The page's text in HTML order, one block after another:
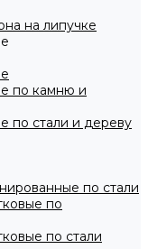
на липучке
по камню и
по стали и дереву
по стали
по
по стали